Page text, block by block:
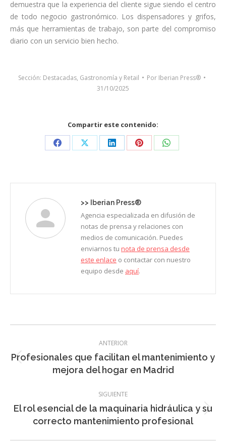
demuestra que la experiencia del cliente sigue siendo el centro
de todo negocio gastronómico. Los dispensadores y grifos,
más que herramientas de trabajo, son parte del compromiso
diario con un servicio bien hecho.
Sección: Destacadas, Gastronomía y Retail Por Iberian Press®
31/10/2025
Compartir este contenido:
Share Share Share Share Share
>> Iberian Press®
Agencia especializada en difusión de
notas de prensa y relaciones con
medios de comunicación. Puedes
enviarnos tu nota de prensa desde
este enlace o contactar con nuestro
equipo desde aquí.
entre
entradas
ANTERIOR
Entrada
anterior:
Profesionales que facilitan el mantenimiento y
mejora del hogar en Madrid
SIGUIENTE
Entrada
siguiente:
El rol esencial de la maquinaria hidráulica y su
correcto mantenimiento profesional